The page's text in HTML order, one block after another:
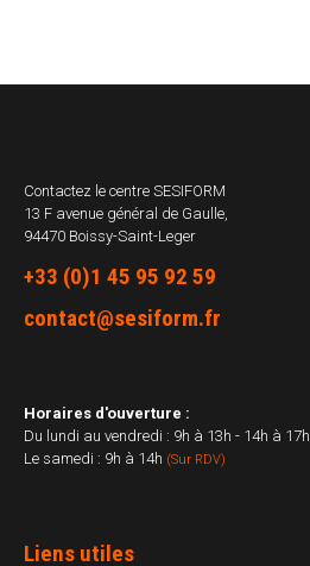
Contactez le centre SESIFORM
13 F avenue général de Gaulle,
94470 Boissy-Saint-Leger
+33 (0)1 45 95 92 59
contact@sesiform.fr
Horaires d'ouverture :
Du lundi au vendredi : 9h à 13h - 14h à 17h
Le samedi : 9h à 14h (Sur RDV)
Liens utiles